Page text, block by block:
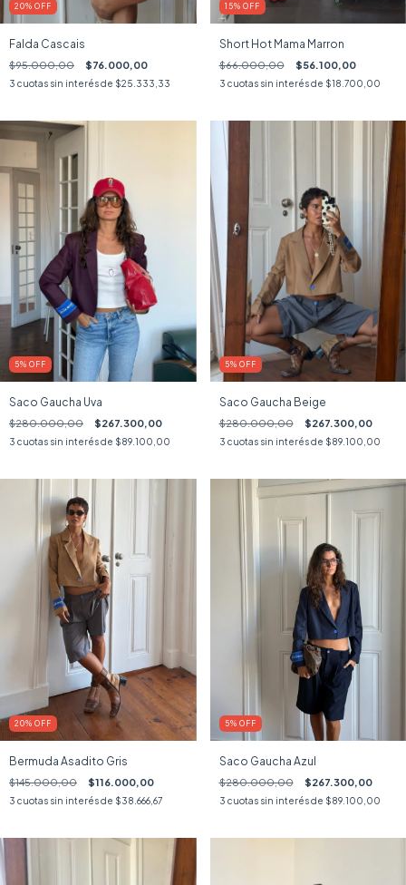
20% OFF
Falda Cascais
$95.000,00 $76.000,00
3 cuotas sin interés de $25.333,33
15% OFF
Short Hot Mama Marron
$66.000,00 $56.100,00
3 cuotas sin interés de $18.700,00
5% OFF
Saco Gaucha Uva
$280.000,00 $267.300,00
3 cuotas sin interés de $89.100,00
5% OFF
Saco Gaucha Beige
$280.000,00 $267.300,00
3 cuotas sin interés de $89.100,00
20% OFF
Bermuda Asadito Gris
$145.000,00 $116.000,00
3 cuotas sin interés de $38.666,67
5% OFF
Saco Gaucha Azul
$280.000,00 $267.300,00
3 cuotas sin interés de $89.100,00